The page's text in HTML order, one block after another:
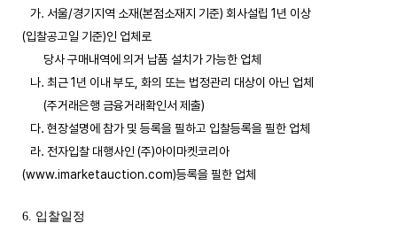
가. 서울/경기지역 소재(본점소재지 기준) 회사설립 1년 이상
(입찰공고일 기준)인 업체로
당사 구매내역에 의거 납품 설치가 가능한 업체
나. 최근 1년 이내 부도, 화의 또는 법정관리 대상이 아닌 업체
(주거래은행 금융거래확인서 제출)
다. 현장설명에 참가 및 등록을 필하고 입찰등록을 필한 업체
라. 전자입찰 대행사인 (주)아이마켓코리아
(www.imarketauction.com)등록을 필한 업체
6. 입찰일정